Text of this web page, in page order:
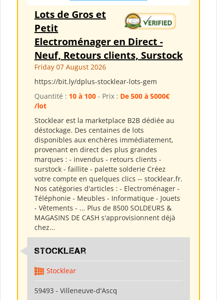
Lots de Gros et
Petit
Electroménager en Direct -
Neuf, Retours clients, Surstock
Friday 07 August 2026
https://bit.ly/dplus-stocklear-lots-gem
Quantité : 10 à 100 - Prix : De 500 à 5000€
/lot
Stocklear est la marketplace B2B dédiée au
déstockage. Des centaines de lots
disponibles aux enchères immédiatement,
provenant en direct des plus grandes
marques : - invendus - retours clients -
surstock - faillite - palette solderie Créez
votre compte en quelques clics -- stocklear.fr.
Nos catégories d'articles : - Electroménager -
Téléphonie - Meubles - Informatique - Jouets
- Vêtements - ... Plus de 8500 SOLDEURS &
MAGASINS DE CASH s'approvisionnent déjà
chez...
Stocklear
Stocklear
59493 - Villeneuve-d'Ascq